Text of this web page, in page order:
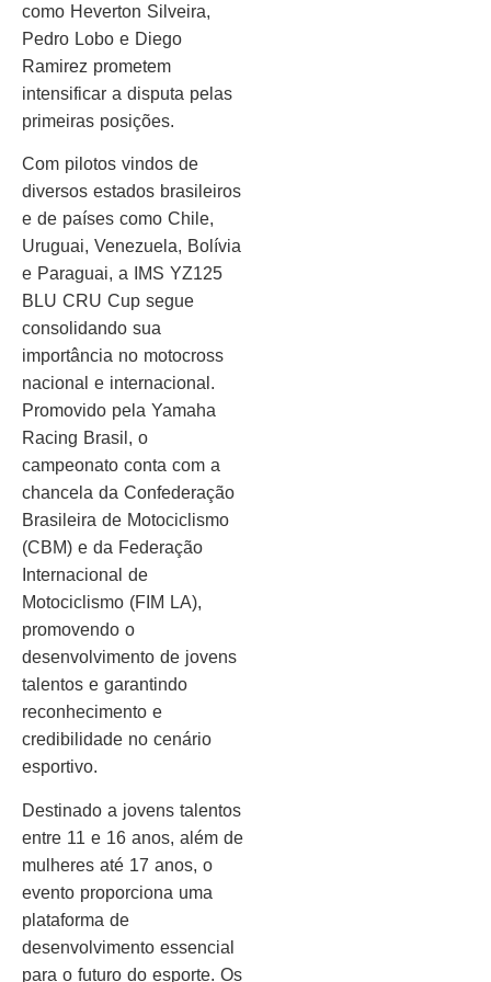
como Heverton Silveira,
Pedro Lobo e Diego
Ramirez prometem
intensificar a disputa pelas
primeiras posições.
Com pilotos vindos de
diversos estados brasileiros
e de países como Chile,
Uruguai, Venezuela, Bolívia
e Paraguai, a IMS YZ125
BLU CRU Cup segue
consolidando sua
importância no motocross
nacional e internacional.
Promovido pela Yamaha
Racing Brasil, o
campeonato conta com a
chancela da Confederação
Brasileira de Motociclismo
(CBM) e da Federação
Internacional de
Motociclismo (FIM LA),
promovendo o
desenvolvimento de jovens
talentos e garantindo
reconhecimento e
credibilidade no cenário
esportivo.
Destinado a jovens talentos
entre 11 e 16 anos, além de
mulheres até 17 anos, o
evento proporciona uma
plataforma de
desenvolvimento essencial
para o futuro do esporte. Os